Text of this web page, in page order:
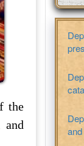
the
and